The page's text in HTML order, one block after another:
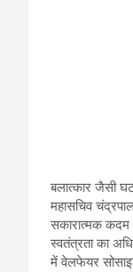
बलात्कार जैसी
महासचिव
सकारात्मक कदम
स्वतंत्रता का
में वेलफेयर